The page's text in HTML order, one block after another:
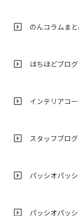
のんコラムまと
ほちほどブログ
インテリアコ
スタッフブログ
パッシオパッ
パッシオパッ